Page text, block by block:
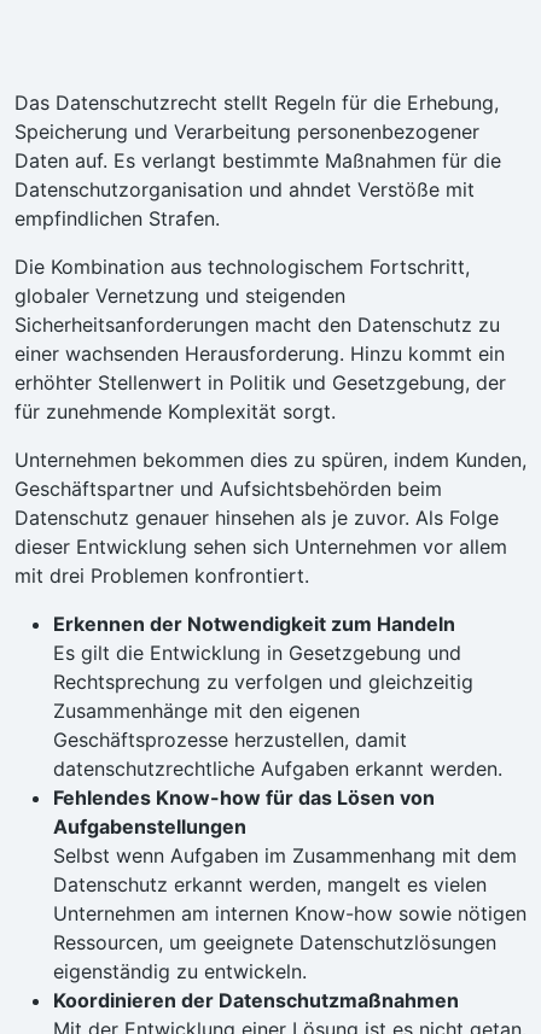
Das Datenschutzrecht stellt Regeln für die Erhebung,
Speicherung und Verarbeitung personenbezogener
Daten auf. Es verlangt bestimmte Maßnahmen für die
Datenschutzorganisation und ahndet Verstöße mit
empfindlichen Strafen.
Die Kombination aus technologischem Fortschritt,
globaler Vernetzung und steigenden
Sicherheitsanforderungen macht den Datenschutz zu
einer wachsenden Herausforderung. Hinzu kommt ein
erhöhter Stellenwert in Politik und Gesetzgebung, der
für zunehmende Komplexität sorgt.
Unternehmen bekommen dies zu spüren, indem Kunden,
Geschäftspartner und Aufsichtsbehörden beim
Datenschutz genauer hinsehen als je zuvor. Als Folge
dieser Entwicklung sehen sich Unternehmen vor allem
mit drei Problemen konfrontiert.
Erkennen der Notwendigkeit zum Handeln
Es gilt die Entwicklung in Gesetzgebung und
Rechtsprechung zu verfolgen und gleichzeitig
Zusammenhänge mit den eigenen
Geschäftsprozesse herzustellen, damit
datenschutzrechtliche Aufgaben erkannt werden.
Fehlendes Know-how für das Lösen von
Aufgabenstellungen
Selbst wenn Aufgaben im Zusammenhang mit dem
Datenschutz erkannt werden, mangelt es vielen
Unternehmen am internen Know-how sowie nötigen
Ressourcen, um geeignete Datenschutzlösungen
eigenständig zu entwickeln.
Koordinieren der Datenschutzmaßnahmen
Mit der Entwicklung einer Lösung ist es nicht getan.